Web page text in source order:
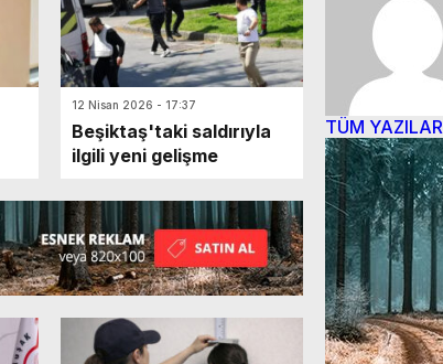
12 Nisan 2026 - 17:37
Beşiktaş'taki saldırıyla
ilgili yeni gelişme
TÜM